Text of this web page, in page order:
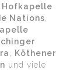
Hofkapelle
Nations
Köthener
und viele